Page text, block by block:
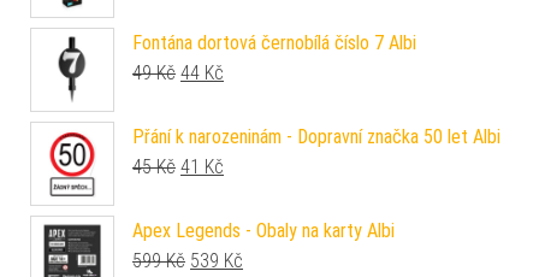
Fontána dortová černobílá číslo 7 Albi
49Kč Původní cena byla: 49 Kč.
44 Kč
Přání k narozeninám - Dopravní značka 50 let Albi
45Kč Původní cena byla: 45 Kč.
41 Kč
Apex Legends - Obaly na karty Albi
599Kč Původní cena byla: 599 Kč.
539 Kč